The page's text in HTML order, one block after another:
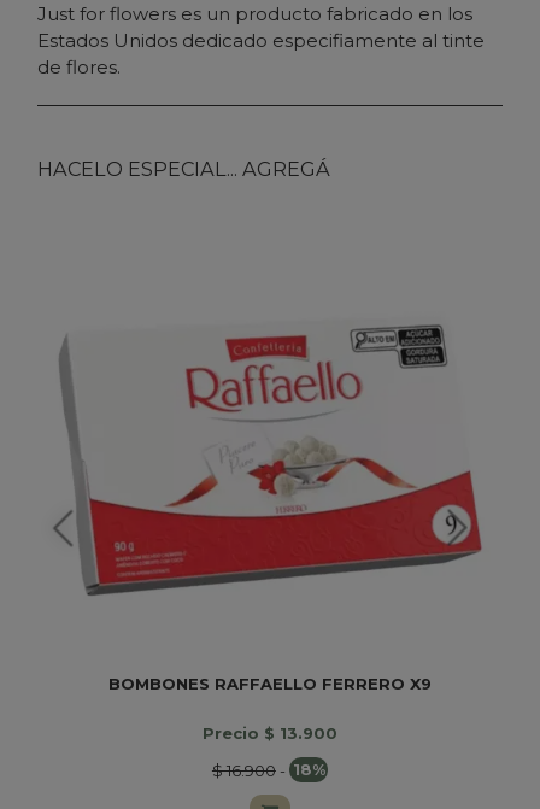
Just for flowers es un producto fabricado en los
Estados Unidos dedicado especifiamente al tinte
de flores.
HACELO ESPECIAL... AGREGÁ
BOMBONES RAFFAELLO FERRERO X9
Precio $ 13.900
$ 16.900- 18%